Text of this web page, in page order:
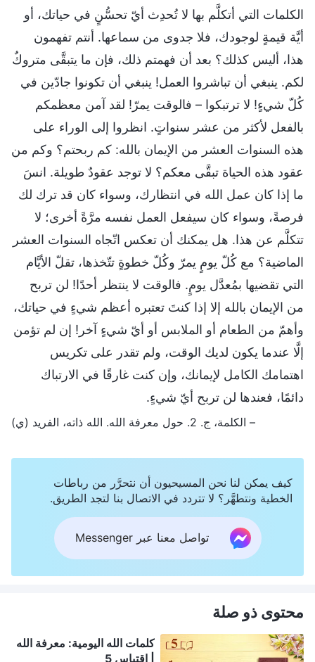
الكلمات التي أتكلَّم بها لا تُحدِث أيّ تحسُّنٍ في حياتك، أو
أيَّة قيمةٍ لوجودك، فلا جدوى من سماعها. أنتم تفهمون
هذا، أليس كذلك؟ بعد أن فهمتم ذلك، فإن ما يتبقَّى متروكٌ
لكم. ينبغي أن تباشروا العمل! ينبغي أن تكونوا جادّين في
كُلّ شيءٍ! لا ترتبكوا – فالوقت يمرّ! لقد آمن معظمكم
بالفعل لأكثر من عشر سنواتٍ. انظروا إلى الوراء على
هذه السنوات العشر من الإيمان بالله: كم ربحتم؟ وكم من
عقود هذه الحياة تبقَّى معكم؟ لا توجد عقودٌ طويلة. انسَ
ما إذا كان عمل الله في انتظارك، وسواء كان قد ترك لك
فرصةً، وسواء كان سيفعل العمل نفسه مرَّةً أخرى؛ لا
تتكلَّم عن هذا. هل يمكنك أن تعكس اتّجاه السنوات العشر
الماضية؟ مع كُلّ يومٍ يمرّ وكُلّ خطوةٍ تتّخذها، تقلّ الأيَّام
التي تقضيها بمُعدَّل يومٍ. فالوقت لا ينتظر أحدًا! لن تربح
من الإيمان بالله إلا إذا كنتَ تعتبره أعظم شيءٍ في حياتك،
وأهمّ من الطعام أو الملابس أو أيّ شيءٍ آخر! إن لم تؤمن
إلَّا عندما يكون لديك الوقت، ولم تقدر على تكريس
اهتمامك الكامل لإيمانك، وإن كنت غارقًا في الارتباك
دائمًا، فعندها لن تربح أيّ شيءٍ.
– الكلمة، ج. 2. حول معرفة الله. الله ذاته، الفريد (ي)
كيف يمكن لنا نحن المسيحيون أن نتحرَّر من رباطات
الخطية ونتطهَّر؟ لا تتردد في الاتصال بنا لتجد الطريق.
تواصل معنا عبر Messenger
محتوى ذو صلة
كلمات الله اليومية: معرفة الله
| اقتباس 5